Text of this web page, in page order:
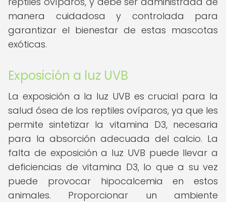
manera cuidadosa y controlada para
garantizar el bienestar de estas mascotas
exóticas.
Exposición a luz UVB
La exposición a la luz UVB es crucial para la
salud ósea de los reptiles ovíparos, ya que les
permite sintetizar la vitamina D3, necesaria
para la absorción adecuada del calcio. La
falta de exposición a luz UVB puede llevar a
deficiencias de vitamina D3, lo que a su vez
puede provocar hipocalcemia en estos
animales. Proporcionar un ambiente